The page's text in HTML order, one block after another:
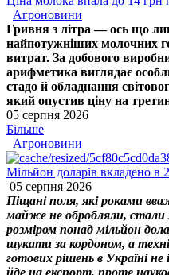
Агроновини
Гривня з літра — ось що
найпотужніших молочних
витрат. За добового
арифметика виглядає
стадо й обладнання
який опустив ціну на
05 серпня 2026
Більше
Агроновини
Мільйон доларів вкладено в
05 серпня 2026
Піщані поля, які роками
майже не обробляли, стали
розміром понад мільйон
шукати за кордоном, а
готових рішень в Україні